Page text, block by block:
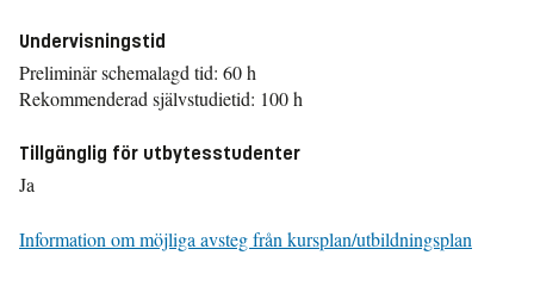
Undervisningstid
Preliminär schemalagd tid: 60 h
Rekommenderad självstudietid: 100 h
Tillgänglig för utbytesstudenter
Ja
Information om möjliga avsteg från kursplan/utbildningsplan